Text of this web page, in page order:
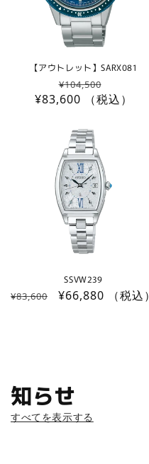
【アウトレット】SARX081
通
常
¥104,500
ー
¥83,600 （税込）
SSVW239
通
¥83,600
セ
¥66,880 （税込）
知らせ
すべてを表示する